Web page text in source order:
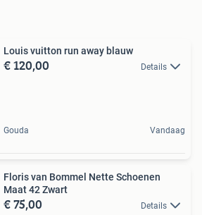
Louis vuitton run away blauw
€ 120,00 Details
Gouda Vandaag
Floris van Bommel Nette Schoenen
Maat 42 Zwart
€ 75,00 Details